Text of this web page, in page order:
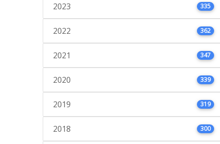
2023 335
2022 362
2021 347
2020 339
2019 319
2018 300